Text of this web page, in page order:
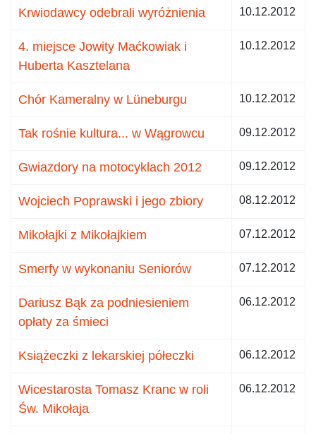
Krwiodawcy odebrali wyróżnienia 10.12.2012
4. miejsce Jowity Maćkowiak i
Huberta Kasztelana
10.12.2012
Chór Kameralny w Lüneburgu 10.12.2012
Tak rośnie kultura... w Wągrowcu 09.12.2012
Gwiazdory na motocyklach 2012 09.12.2012
Wojciech Poprawski i jego zbiory 08.12.2012
Mikołajki z Mikołajkiem 07.12.2012
Smerfy w wykonaniu Seniorów 07.12.2012
Dariusz Bąk za podniesieniem
opłaty za śmieci
06.12.2012
Książeczki z lekarskiej półeczki 06.12.2012
Wicestarosta Tomasz Kranc w roli
Św. Mikołaja
06.12.2012